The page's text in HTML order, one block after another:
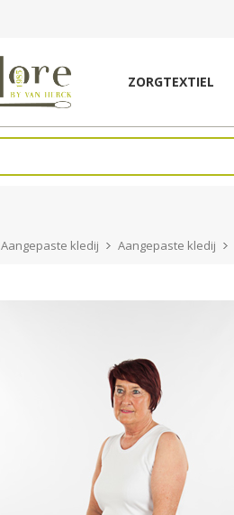
ZORGTEXTIEL
Aangepaste kledij Aangepaste kledij